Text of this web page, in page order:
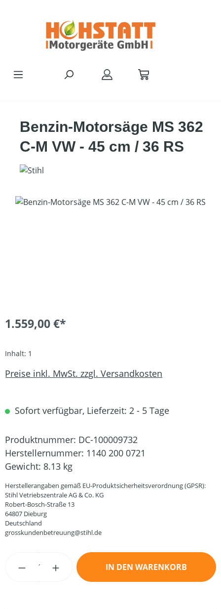
Benzin-Motorsäge MS 362
C-M VW - 45 cm / 36 RS
Bildergalerie überspringen
1.559,00 €*
Inhalt: 1
Preise inkl. MwSt. zzgl. Versandkosten
Sofort verfügbar, Lieferzeit: 2 - 5 Tage
Produktnummer: DC-100009732
Herstellernummer: 1140 200 0721
Gewicht: 8.13 kg
Herstellerangaben gemäß EU-Produktsicherheitsverordnung (GPSR):
Stihl Vetriebszentrale AG & Co. KG
Robert-Bosch-Straße 13
64807 Dieburg
Deutschland
grosskundenbetreuung@stihl.de
Produkt Anzahl: Gib den gewünschten
IN DEN WARENKORB